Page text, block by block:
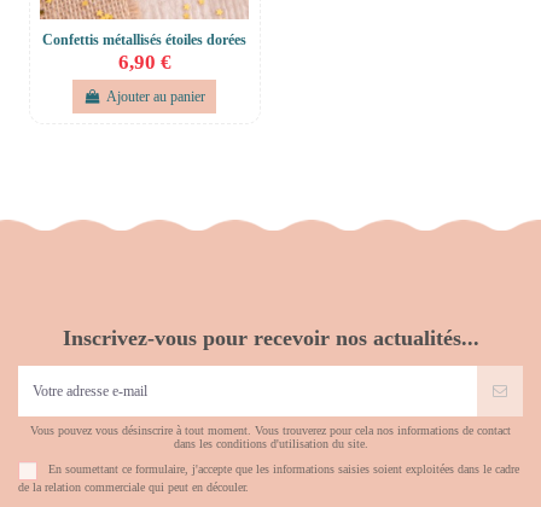
Confettis métallisés étoiles dorées
6,90 €
Ajouter au panier
Inscrivez-vous pour recevoir nos actualités...
Vous pouvez vous désinscrire à tout moment. Vous trouverez pour cela nos informations de contact
dans les conditions d'utilisation du site.
En soumettant ce formulaire, j'accepte que les informations saisies soient exploitées dans le cadre
de la relation commerciale qui peut en découler.